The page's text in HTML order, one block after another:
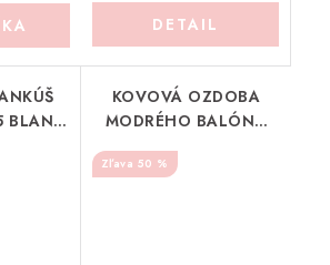
DETAIL
BLANC
KOVOVÁ OZDOBA
MODRÉHO BALÓNA
BLANC MARICLO
(A39976C)
50 %